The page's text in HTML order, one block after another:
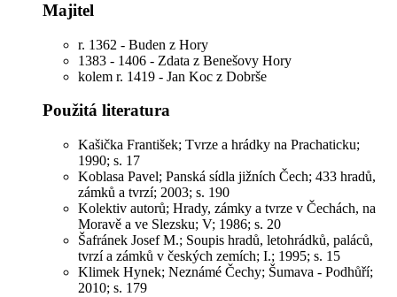
Majitel
r. 1362 - Buden z Hory
1383 - 1406 - Zdata z Benešovy Hory
kolem r. 1419 - Jan Koc z Dobrše
Použitá literatura
Kašička František; Tvrze a hrádky na Prachaticku;
1990; s. 17
Koblasa Pavel; Panská sídla jižních Čech; 433 hradů,
zámků a tvrzí; 2003; s. 190
Kolektiv autorů; Hrady, zámky a tvrze v Čechách, na
Moravě a ve Slezsku; V; 1986; s. 20
Šafránek Josef M.; Soupis hradů, letohrádků, paláců,
tvrzí a zámků v českých zemích; I.; 1995; s. 15
Klimek Hynek; Neznámé Čechy; Šumava - Podhůří;
2010; s. 179